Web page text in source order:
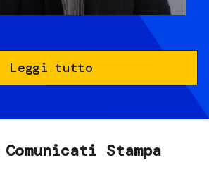
Leggi tutto
Comunicati Stampa